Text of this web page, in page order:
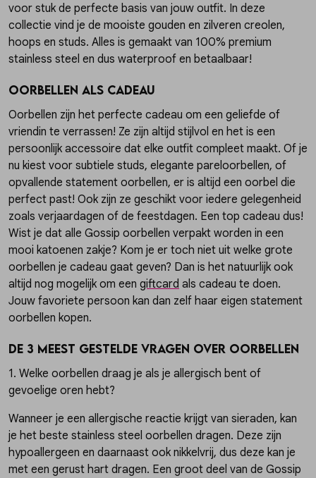
voor stuk de perfecte basis van jouw outfit. In deze
collectie vind je de mooiste gouden en zilveren creolen,
hoops en studs. Alles is gemaakt van 100% premium
stainless steel en dus waterproof en betaalbaar!
Oorbellen als cadeau
Oorbellen zijn het perfecte cadeau om een geliefde of
vriendin te verrassen! Ze zijn altijd stijlvol en het is een
persoonlijk accessoire dat elke outfit compleet maakt. Of je
nu kiest voor subtiele studs, elegante pareloorbellen, of
opvallende statement oorbellen, er is altijd een oorbel die
perfect past! Ook zijn ze geschikt voor iedere gelegenheid
zoals verjaardagen of de feestdagen. Een top cadeau dus!
Wist je dat alle Gossip oorbellen verpakt worden in een
mooi katoenen zakje? Kom je er toch niet uit welke grote
oorbellen je cadeau gaat geven? Dan is het natuurlijk ook
altijd nog mogelijk om een giftcard als cadeau te doen.
Jouw favoriete persoon kan dan zelf haar eigen statement
oorbellen kopen.
De 3 meest gestelde vragen over oorbellen
1. Welke oorbellen draag je als je allergisch bent of
gevoelige oren hebt?
Wanneer je een allergische reactie krijgt van sieraden, kan
je het beste stainless steel oorbellen dragen. Deze zijn
hypoallergeen en daarnaast ook nikkelvrij, dus deze kan je
met een gerust hart dragen. Een groot deel van de Gossip